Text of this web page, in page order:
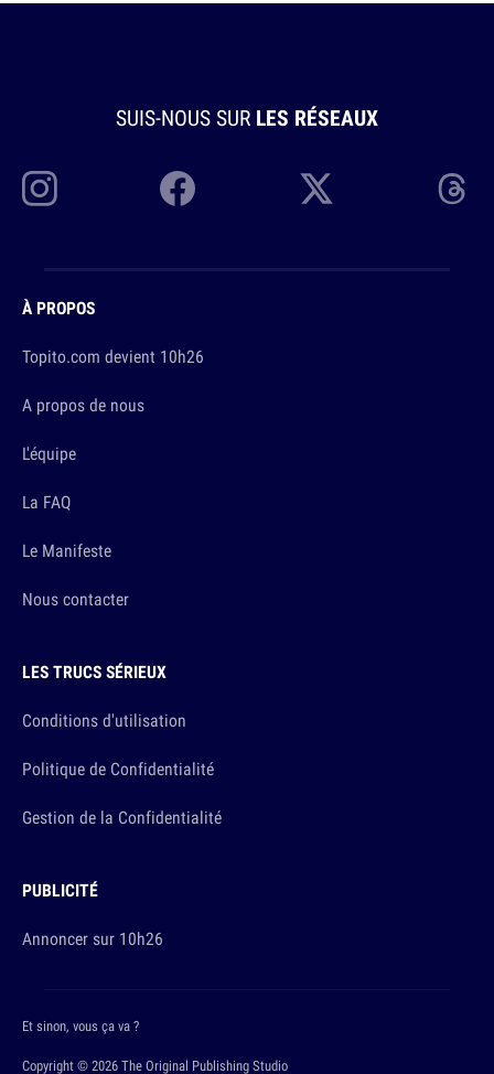
SUIS-NOUS SUR LES RÉSEAUX
À PROPOS
Topito.com devient 10h26
A propos de nous
L'équipe
La FAQ
Le Manifeste
Nous contacter
LES TRUCS SÉRIEUX
Conditions d'utilisation
Politique de Confidentialité
Gestion de la Confidentialité
PUBLICITÉ
Annoncer sur 10h26
Copyright © 2026 The Original Publishing Studio
Et sinon, vous ça va ?